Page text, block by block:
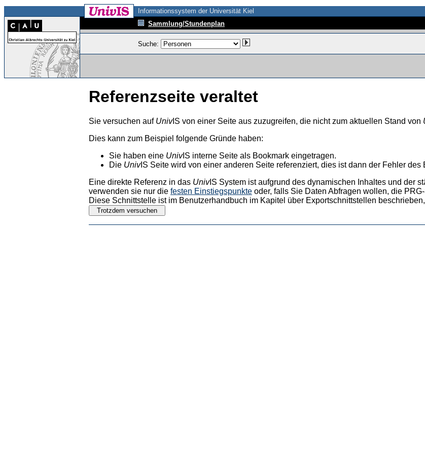
Informationssystem der Universität Kiel
Sammlung/Stundenplan
Suche:
Referenzseite veraltet
Sie versuchen auf UnivIS von einer Seite aus zuzugreifen, die nicht zum aktuellen Stand von
Dies kann zum Beispiel folgende Gründe haben:
Sie haben eine UnivIS interne Seite als Bookmark eingetragen.
Die UnivIS Seite wird von einer anderen Seite referenziert, dies ist dann der Fehler des
Eine direkte Referenz in das UnivIS System ist aufgrund des dynamischen Inhaltes und der
verwenden sie nur die festen Einstiegspunkte oder, falls Sie Daten Abfragen wollen, die
Diese Schnittstelle ist im Benutzerhandbuch im Kapitel über Exportschnittstellen